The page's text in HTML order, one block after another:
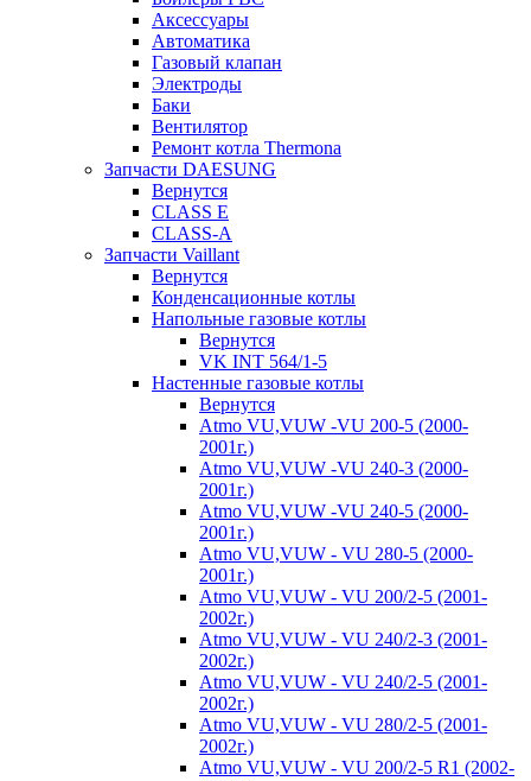
Аксессуары
Автоматика
Газовый клапан
Электроды
Баки
Вентилятор
Ремонт котла Thermona
Запчасти DAESUNG
Вернутся
CLASS E
CLASS-A
Запчасти Vaillant
Вернутся
Конденсационные котлы
Напольные газовые котлы
Вернутся
VK INT 564/1-5
Настенные газовые котлы
Вернутся
Atmo VU,VUW -VU 200-5 (2000-
2001г.)
Atmo VU,VUW -VU 240-3 (2000-
2001г.)
Atmo VU,VUW -VU 240-5 (2000-
2001г.)
Atmo VU,VUW - VU 280-5 (2000-
2001г.)
Atmo VU,VUW - VU 200/2-5 (2001-
2002г.)
Atmo VU,VUW - VU 240/2-3 (2001-
2002г.)
Atmo VU,VUW - VU 240/2-5 (2001-
2002г.)
Atmo VU,VUW - VU 280/2-5 (2001-
2002г.)
Atmo VU,VUW - VU 200/2-5 R1 (2002-